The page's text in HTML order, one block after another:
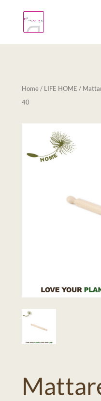
Home/ LIFE HOME /
40